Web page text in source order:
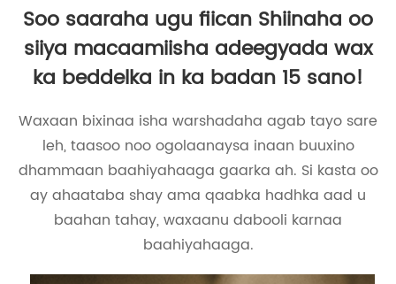
Soo saaraha ugu fiican Shiinaha oo
siiya macaamiisha adeegyada wax
ka beddelka in ka badan 15 sano!
Waxaan bixinaa isha warshadaha agab tayo sare
leh, taasoo noo ogolaanaysa inaan buuxino
dhammaan baahiyahaaga gaarka ah. Si kasta oo
ay ahaataba shay ama qaabka hadhka aad u
baahan tahay, waxaanu dabooli karnaa
baahiyahaaga.